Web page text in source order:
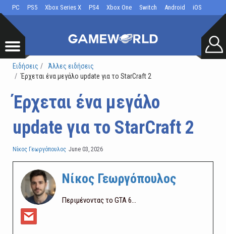
PC PS5 Xbox Series X PS4 Xbox One Switch Android iOS
Ειδήσεις
Άλλες ειδήσεις
Έρχεται ένα μεγάλο update για το StarCraft 2
Έρχεται ένα μεγάλο
update για το StarCraft 2
Νίκος Γεωργόπουλος June 03, 2026
Νίκος Γεωργόπουλος
Περιμένοντας το GTA 6...